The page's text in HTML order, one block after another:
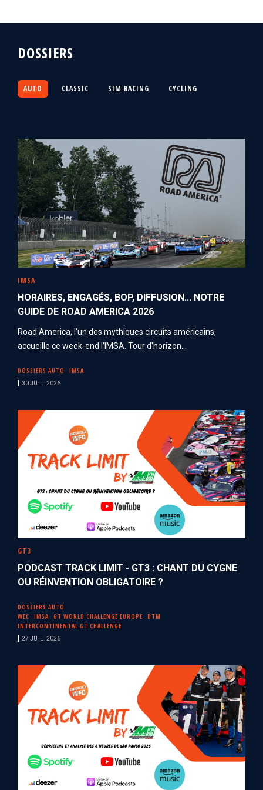
DOSSIERS
AUTO CLASSIC SIM RACING CYCLING
IMSA
HORAIRES, ENGAGÉS, BOP, DIFFUSION... NOTRE
GUIDE DE ROAD AMERICA 2026
Road America, l'un des mythiques circuits américains,
accueille ce week-end l'IMSA. Tour d'horizon...
DOSSIERS AUTO IMSA
30 JUIL. 2026
GT3
PODCAST TRACK LIMIT - GT3 : CHANT DU CYGNE
OU RÉINVENTION OBLIGATOIRE ?
DOSSIERS AUTO
WEC
IMSA GT WORLD CHALLENGE EUROPE
DTM
INTERCONTINENTAL GT CHALLENGE
27 JUIL. 2026